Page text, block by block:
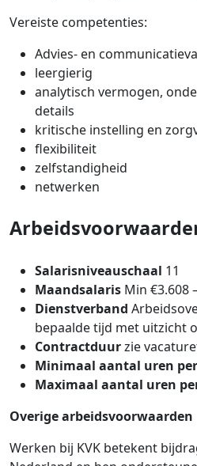
Vereiste competenties:
Advies- en
leergierig
analytisch vermogen,
details
kritische instelling en
flexibiliteit
zelfstandigheid
netwerken
Salaris­niveauschaal 11
Maand­salaris Min €3.608
Dienst­verband
bepaalde tijd met uitzicht
Contract­duurzie
Minimaal aantal uren
Maximaal aantal uren
Overige arbeids­voorwaarden
Werken bij KVK betekent